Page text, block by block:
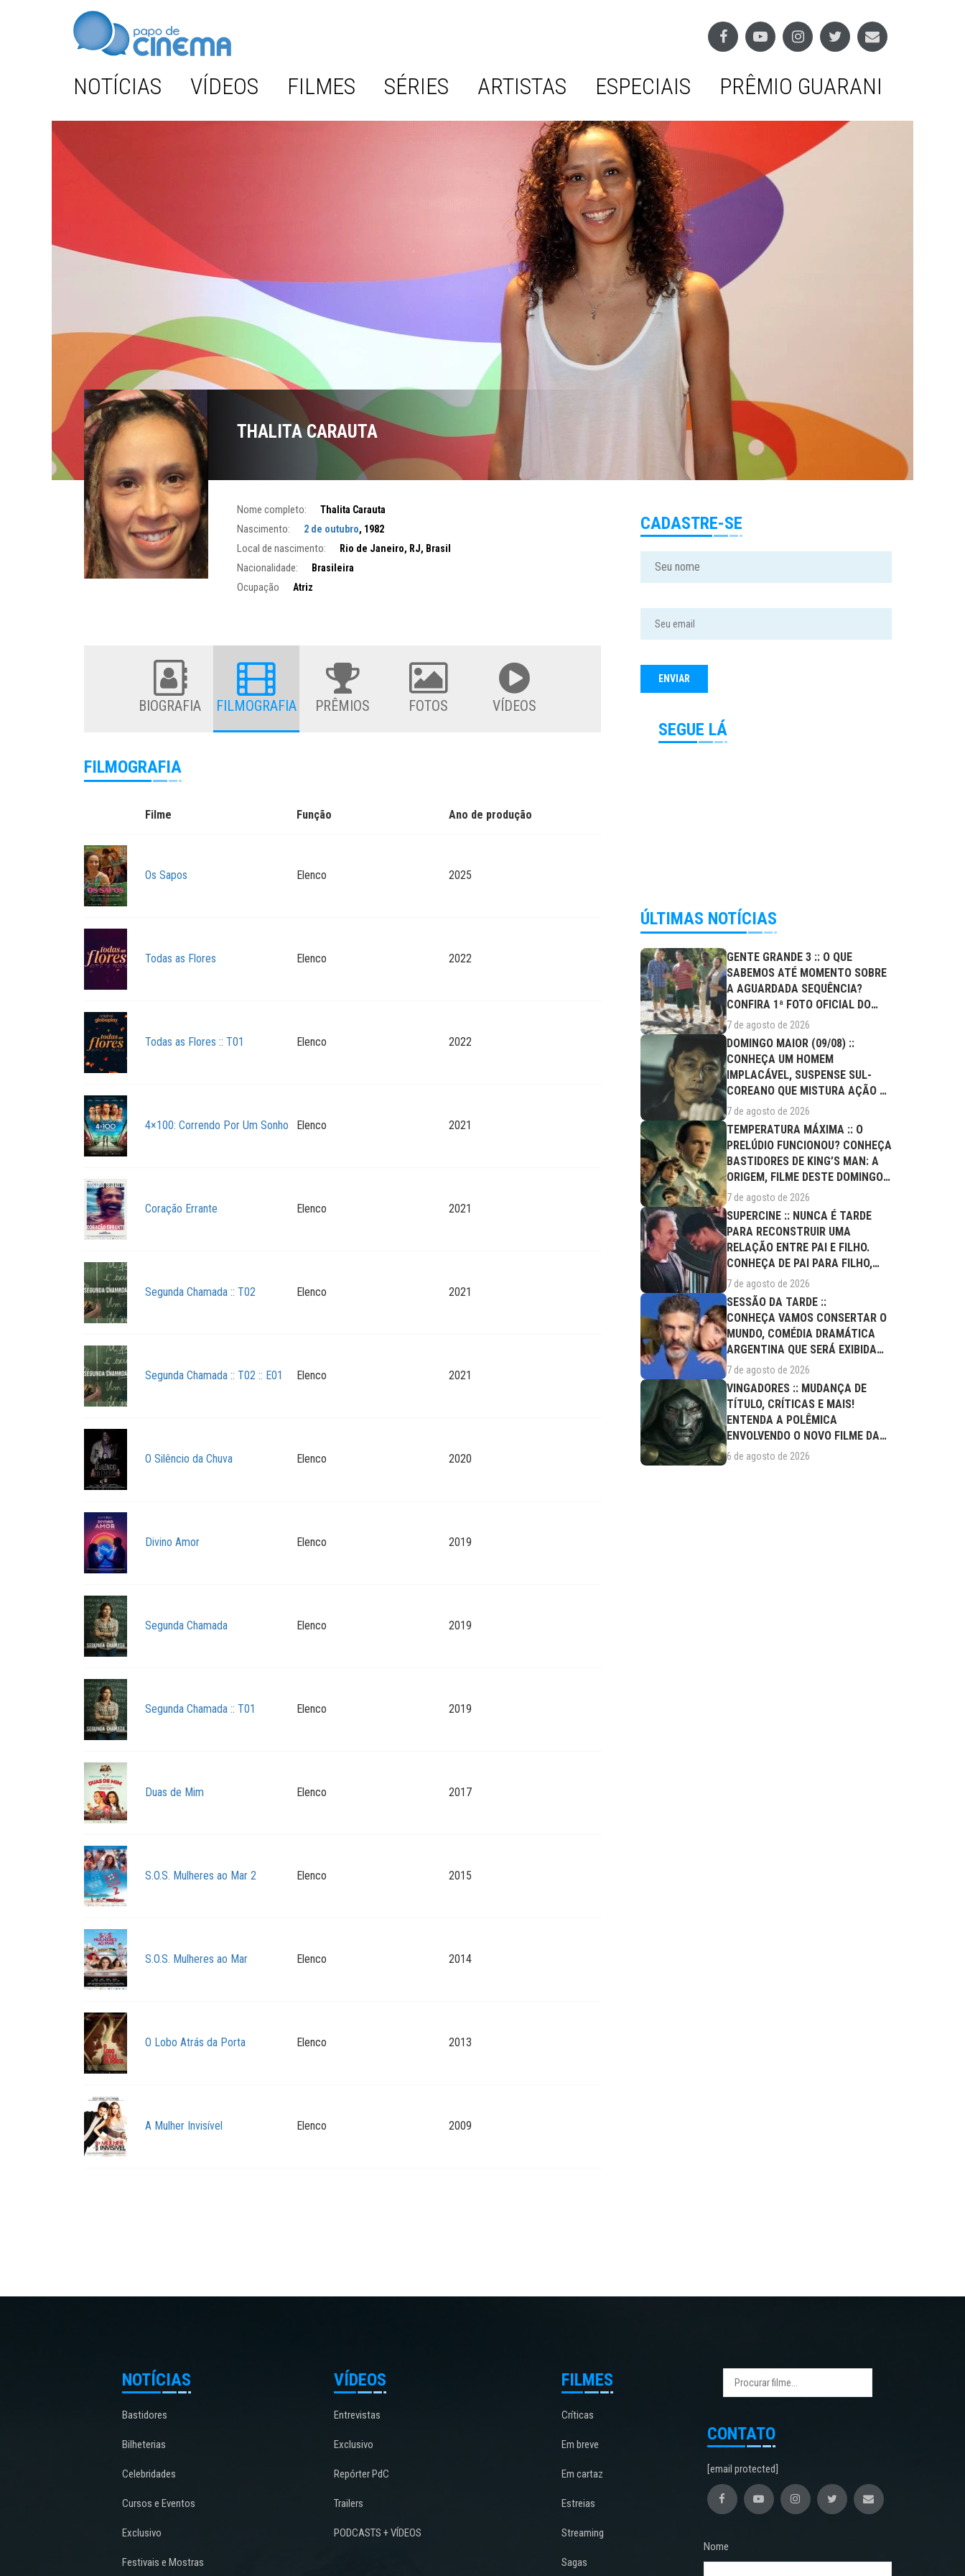
NOTÍCIAS VÍDEOS FILMES SÉRIES ARTISTAS ESPECIAIS PRÊMIO GUARANI
THALITA CARAUTA
Nome completo: Thalita Carauta
Nascimento: 2 de outubro, 1982
Local de nascimento: Rio de Janeiro, RJ, Brasil
Nacionalidade: Brasileira
Ocupação Atriz
BIOGRAFIA FILMOGRAFIA PRÊMIOS FOTOS VÍDEOS
FILMOGRAFIA
Filme Função Ano de produção
Os Sapos Elenco 2025
Todas as Flores Elenco 2022
Todas as Flores :: T01 Elenco 2022
4×100: Correndo Por Um Sonho Elenco 2021
Coração Errante Elenco 2021
Segunda Chamada :: T02 Elenco 2021
Segunda Chamada :: T02 :: E01 Elenco 2021
O Silêncio da Chuva Elenco 2020
Divino Amor Elenco 2019
Segunda Chamada Elenco 2019
Segunda Chamada :: T01 Elenco 2019
Duas de Mim Elenco 2017
S.O.S. Mulheres ao Mar 2 Elenco 2015
S.O.S. Mulheres ao Mar Elenco 2014
O Lobo Atrás da Porta Elenco 2013
A Mulher Invisível Elenco 2009
CADASTRE-SE
SEGUE LÁ
ÚLTIMAS NOTÍCIAS
GENTE GRANDE 3 :: O QUE
SABEMOS ATÉ MOMENTO SOBRE
A AGUARDADA SEQUÊNCIA?
CONFIRA 1ª FOTO OFICIAL DO
ELENCO!
7 de agosto de 2026
DOMINGO MAIOR (09/08) ::
CONHEÇA UM HOMEM
IMPLACÁVEL, SUSPENSE SUL-
COREANO QUE MISTURA AÇÃO E
DRAMA FAMILIAR
7 de agosto de 2026
TEMPERATURA MÁXIMA :: O
PRELÚDIO FUNCIONOU? CONHEÇA
BASTIDORES DE KING’S MAN: A
ORIGEM, FILME DESTE DOMINGO
(09/08)
7 de agosto de 2026
SUPERCINE :: NUNCA É TARDE
PARA RECONSTRUIR UMA
RELAÇÃO ENTRE PAI E FILHO.
CONHEÇA DE PAI PARA FILHO,
FILME DESTE...
7 de agosto de 2026
SESSÃO DA TARDE ::
CONHEÇA VAMOS CONSERTAR O
MUNDO, COMÉDIA DRAMÁTICA
ARGENTINA QUE SERÁ EXIBIDA
NESTA SEXTA (07/08)
7 de agosto de 2026
VINGADORES :: MUDANÇA DE
TÍTULO, CRÍTICAS E MAIS!
ENTENDA A POLÊMICA
ENVOLVENDO O NOVO FILME DA
MARVEL
6 de agosto de 2026
NOTÍCIAS
Bastidores
Bilheterias
Celebridades
Cursos e Eventos
Exclusivo
Festivais e Mostras
VÍDEOS
Entrevistas
Exclusivo
Repórter PdC
Trailers
PODCASTS + VÍDEOS
FILMES
Críticas
Em breve
Em cartaz
Estreias
Streaming
Sagas
CONTATO
[email protected]
Nome